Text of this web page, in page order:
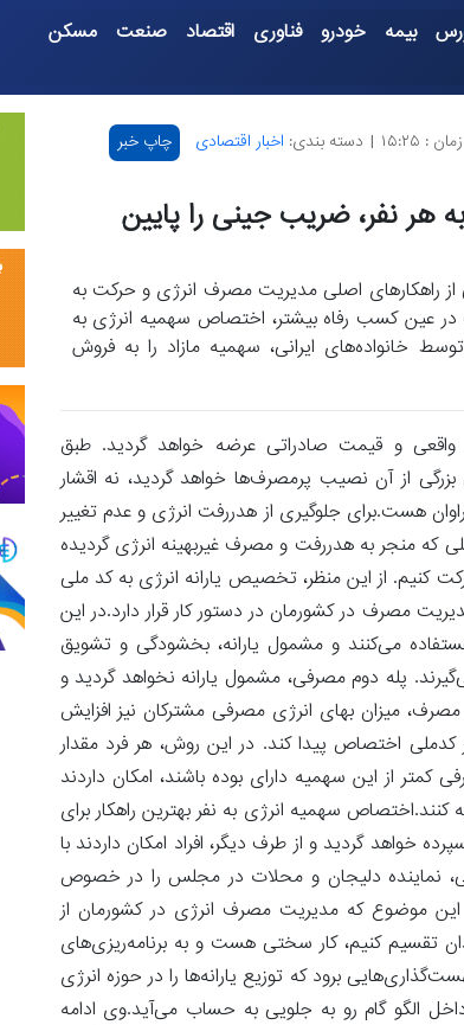
بیمه خودرو فناوری اقتصاد صنعت مسکن
زمان : ۱۵:۲۵ | دسته بندی: اخبار اقتصادی چاپ خبر
هر نفر، ضریب جینی را پایین
راهکارهای اصلی مدیریت مصرف انرژی و حرکت به
عین کسب رفاه بیشتر، اختصاص سهمیه انرژی به
خانواده‌های ایرانی، سهمیه مازاد را به فروش
واقعی و قیمت صادراتی عرضه خواهد گردید. طبق
بزرگی از آن نصیب پرمصرف‌ها خواهد گردید، نه اقشار
هست.برای جلوگیری از هدررفت انرژی و عدم تغییر
که منجر به هدررفت و مصرف غیربهینه انرژی گردیده
کنیم. از این منظر، تخصیص یارانه انرژی به کد ملی
مصرف در کشورمان در دستور کار قرار دارد.در این
می‌کنند و مشمول یارانه، بخشودگی و تشویق
پله دوم مصرفی، مشمول یارانه نخواهد گردید و
میزان بهای انرژی مصرفی مشترکان نیز افزایش
اختصاص پیدا کند. در این روش، هر فرد مقدار
از این سهمیه دارای بوده باشند، امکان داردند
کنند.اختصاص سهمیه انرژی به نفر بهترین راهکار برای
گردید و از طرف دیگر، افراد امکان داردند با
نماینده دلیجان و محلات در مجلس را در خصوص
این موضوع که مدیریت مصرف انرژی در کشورمان از
تقسیم کنیم، کار سختی هست و به برنامه‌ریزی‌های
برود که توزیع یارانه‌ها را در حوزه انرژی
الگو گام رو به جلویی به حساب می‌آید.وی ادامه